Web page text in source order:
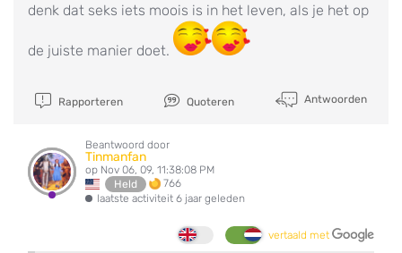
denk dat seks iets moois is in het leven, als je het op
de juiste manier doet.
Rapporteren Quoteren Antwoorden
Beantwoord door
Tinmanfan
op Nov 06, 09, 11:38:08 PM
Held
766
laatste activiteit 6 jaar geleden
vertaald met